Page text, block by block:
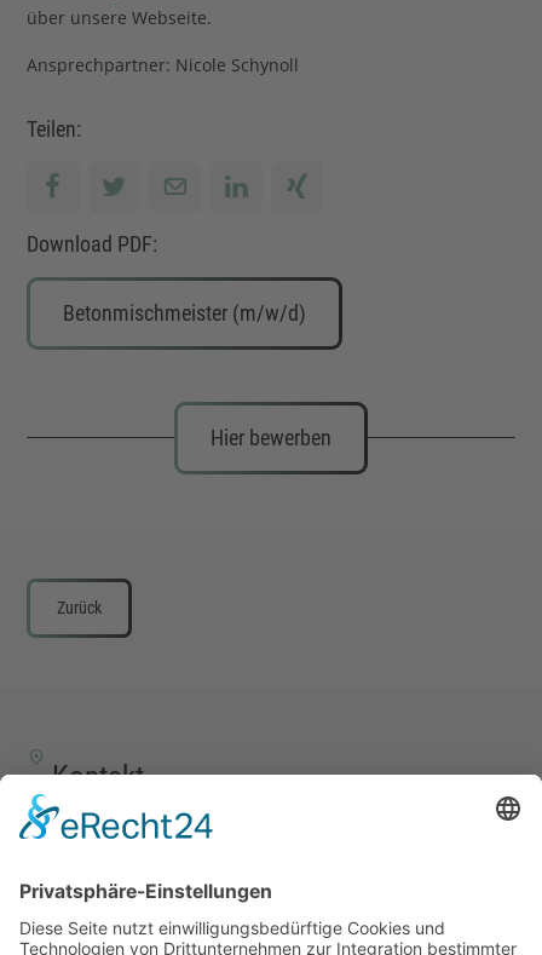
über unsere Webseite.
Ansprechpartner: Nicole Schynoll
Teilen:
Download PDF:
Betonmischmeister (m/w/d)
Hier bewerben
Zurück
Kontakt
TALENTSCOUT CONSULTING GmbH
57258 Freudenberg
+49 (0) 15117609865
office(at)talentscout.de